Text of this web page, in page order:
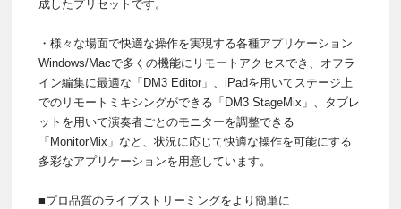
成したプリセットです。
・様々な場面で快適な操作を実現する各種アプリケーション
Windows/Macで多くの機能にリモートアクセスでき、オフラ
イン編集に最適な「DM3 Editor」、iPadを用いてステージ上
でのリモートミキシングができる「DM3 StageMix」、タブレ
ットを用いて演奏者ごとのモニターを調整できる
「MonitorMix」など、状況に応じて快適な操作を可能にする
多彩なアプリケーションを用意しています。
■プロ品質のライブストリーミングをより簡単に